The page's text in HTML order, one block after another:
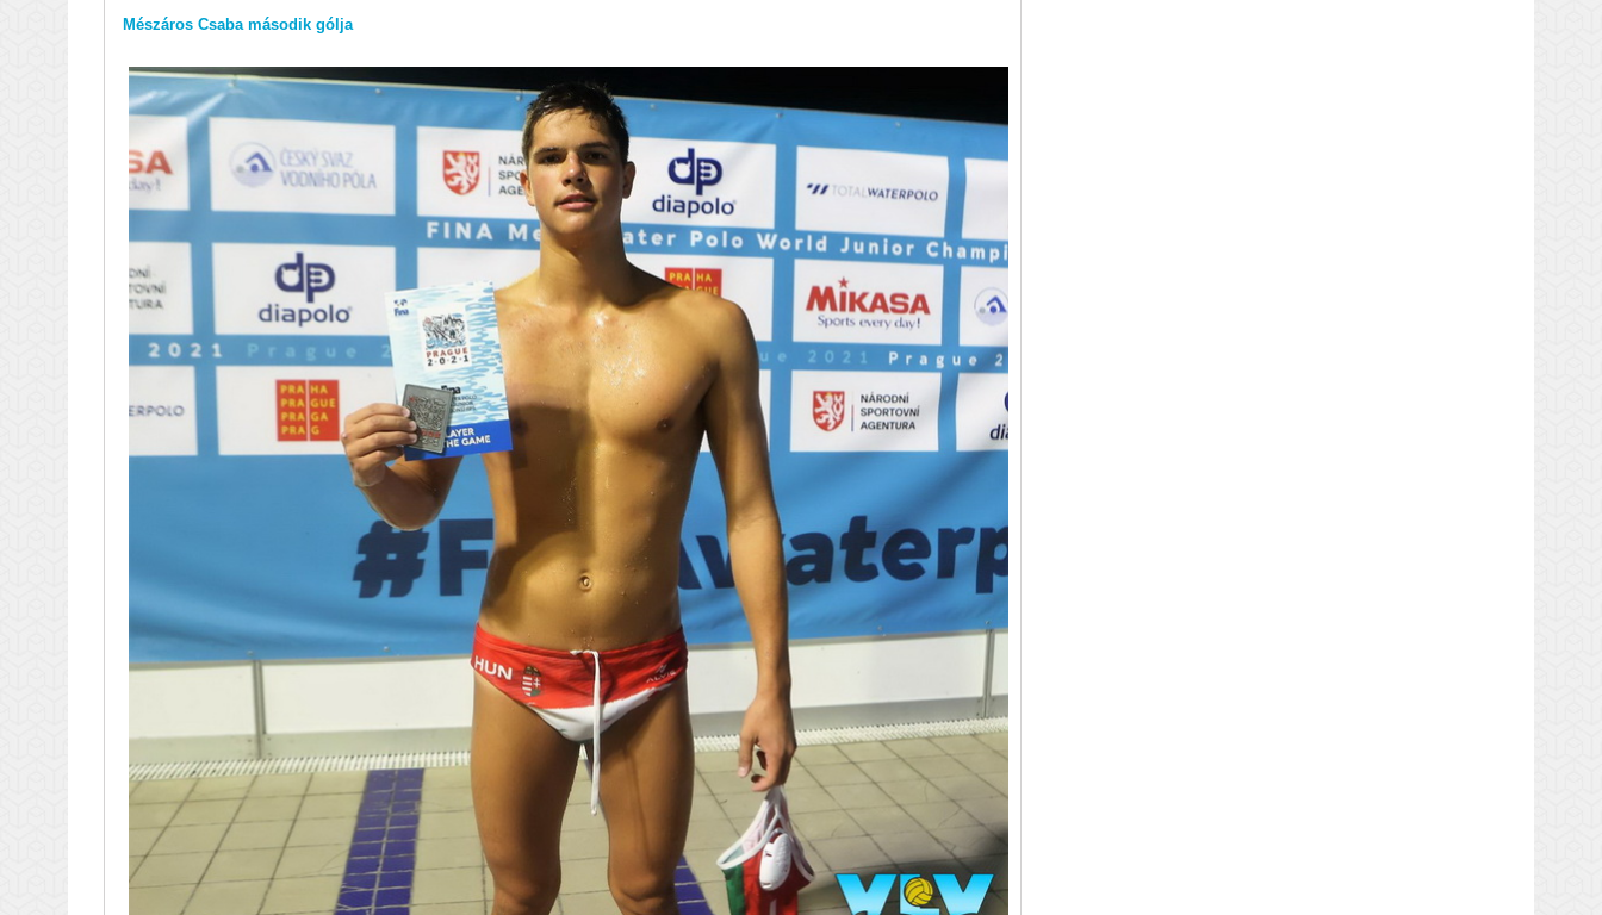
Mészáros Csaba második gólja